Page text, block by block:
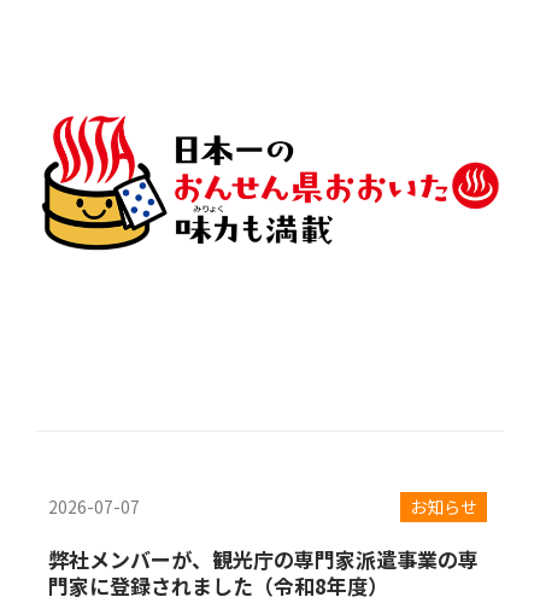
2026-07-07 お知らせ
弊社メンバーが、観光庁の専門家派遣事業の専
門家に登録されました（令和8年度）